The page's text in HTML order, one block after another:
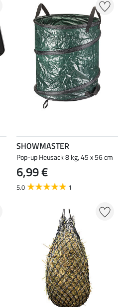
SHOWMASTER
Pop-up Heusack 8 kg, 45 x 56 cm
6,99 €
5.0 1